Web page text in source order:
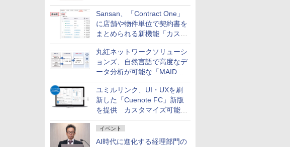
Sansan、「Contract One」
に店舗や物件単位で契約書を
まとめられる新機能「カスタ
ム契約ツリー」を追加
丸紅ネットワークソリューシ
ョンズ、自然言語で高度なデ
ータ分析が可能な「MAIDOA
AI ASSIST」を9月より提供
ユミルリンク、UI・UXを刷
新した「Cuenote FC」新版
を提供 カスタマイズ可能な
ダッシュボード画面を搭載
イベント
AI時代に進化する経理部門の